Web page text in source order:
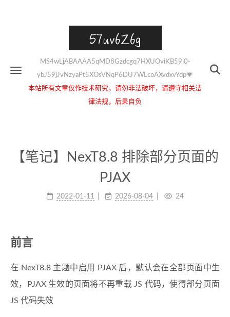
57uv6Z6g
MS4wLjABAAAA5qMD8Gzdcgq7HXUOviKB59i0-
ybJ59jJvNzyaPt5XOsVNqP6DU7WLcoAXvdxvYdp💗
本站所有文章仅作技术研究，请勿非法破坏，请遵守相关法
律法规，后果自负
【笔记】NexT8.8 排除部分页面的
PJAX
2022-01-11 2026-08-04 24
前言
在 NexT8.8 主题中启用 PJAX 后，默认会在全部页面中生
效，PJAX 生效的页面将不再重载 JS 代码，使得部分页面
JS 代码失效